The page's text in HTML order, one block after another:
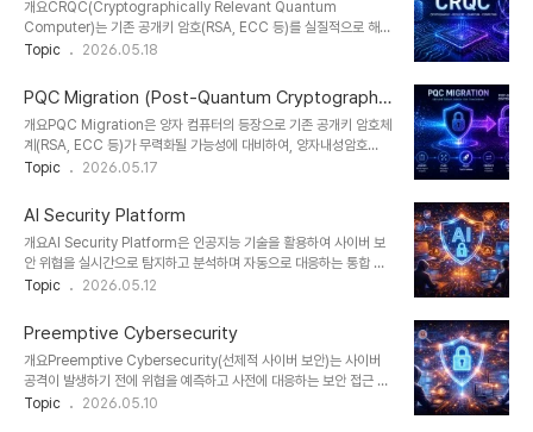
는 단기 보안뿐 아니라 ‘미래 보안’을 고려한 전략 수립이 요구되고 있
다.1. 개념 및 정의HNDL은 공격자가 암호화된 데이터를 현재 시점에
서 수집(Harvest)하여 저장한 후, 미래에 더 강력한 해독 능력을 확
개요CRQC(Cryptographically Relevant Quantum
Computer)는 기존 공개키 암호(RSA, ECC 등)를 실질적으로 해독
할 수 있는 수준의 양자컴퓨터를 의미한다. 이는 단순한 양자컴퓨팅 발
개념이다. 특히 Shor 알고리즘이 대규모 정수분해와 이산로그 문제를
효율적으로 해결할 수 있음이 밝혀지면서, CRQC의 등장 시점은 사
이버 보안 패러다임을 근본적으로 변화시키는 핵심 지표로 간주되고
있다.1. 개념 및 정의CRQC는 충분한 큐비트 수와 오류 정정 능력을
갖추어, 기존 암호 알고리즘을 현실적인 시간 내에 해독할 수 있는 양
기준이다.2. ..
Topic 2026.05.18
PQC Migration (Post-Quantum Cryptography
Migration)
개요PQC Migration은 양자 컴퓨터의 등장으로 기존 공개키 암호체
계(RSA, ECC 등)가 무력화될 가능성에 대비하여, 양자내성암호
(Post-Quantum Cryptography, PQC)로 전환하는 전략을 의미
수 있음이 입증되면서, 정부 및 글로벌 기업들은 장기적인 보안 위협에
대응하기 위해 PQC 도입을 가속화하고 있다. 특히 NIST(Post-
Quantum Cryptography Standardization) 표준화가 진행되
면서 실무 적용이 본격화되고 있다.1. 개념 및 정의PQC Migration
은 양자 컴퓨터 환경에서도 안전한 암호 알고리즘으로 기존 암호 시스
Topic 2026.05.17
AI Security Platform
개요AI Security Platform은 인공지능 기술을 활용하여 사이버 보
안 위협을 실시간으로 탐지하고 분석하며 자동으로 대응하는 통합 보
안 플랫폼이다. 기존 보안 시스템이 규칙 기반 탐지에 의존했다면, AI
지 식별할 수 있다. 클라우드, AI, IoT 환경 확산과 함께 필수 보안 인
프라로 자리 잡고 있다.1. 개념 및 정의AI Security Platform은
AI/ML 모델을 활용하여 네트워크, 시스템, 애플리케이션에서 발생하
는 데이터를 분석하고 위협을 예측·탐지·대응하는 보안 플랫폼이다. 이
는 SIEM, SOAR, XDR 등 기존 보안 시스템과 통합되어 동작한다.2.
Topic 2026.05.12
Preemptive Cybersecurity
개요Preemptive Cybersecurity(선제적 사이버 보안)는 사이버
공격이 발생하기 전에 위협을 예측하고 사전에 대응하는 보안 접근 방
식이다. 기존의 보안이 침입 이후 탐지·대응(reactive)에 초점을 맞췄
Topic 2026.05.10